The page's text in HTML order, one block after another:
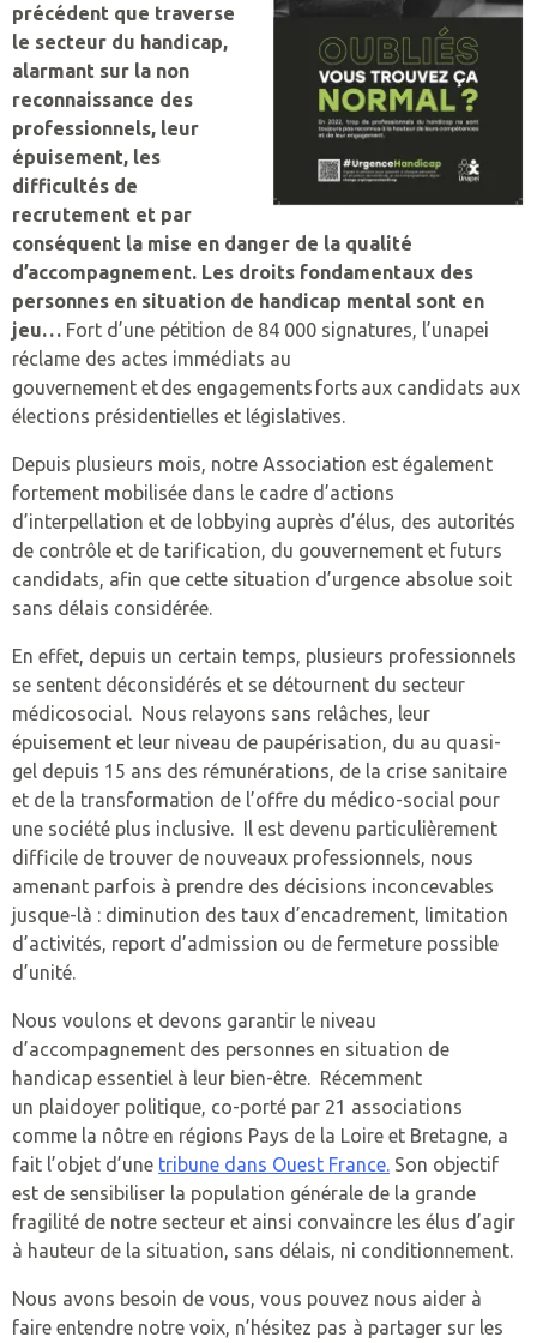
NOS PARTENAIRES
LEXIQUE
LEXIQUE UNAPEI
LEXIQUE UNAPEI
LEXIQUE UNAPEI
SCOLARISER
TRAVAILLER
LA RETRAITE
HABITER
NOUS AUSSI – DÉLÉGATION
ADMISSION
ÉTABLISSEMENTS
UEM – ECOLE
CAFS CENTRE
SATED CHÂTEAU
SEES – IME JB MESSAGER
SIPFP – IME JB MESSAGER
SIPFP – IME LA
SESSAD LAVAL
SESSAD – CHATEAU
PROFESSIONNELS
MISSION
ÉTABLISSEMENTS
C2A
C2A
PROFESSIONNELS
L’HÉBERGEMENT ET ACCOMPAGNEMENT
ÉTABLISSEMENTS
LOGAC BECK
F.A.M. L’ETAPE
RESIDENCE DU 8 MAI
RÉSIDENCE LA MAZURE
SAVS
PROFESSIONNELS
LE TRAVAIL ADAPTÉ
RECRUTEMENT
ENTREPRISES ADAPTÉES
PROFESSIONNELS
LE TRAVAIL PROTÉGÉ
MISSION
ADMISSION
ÉTABLISSEMENTS
ESAT « LES ESPACES »
ESAT « LE GÉNETEIL »
PROFESSIONNELS
INDEX EGALITÉ PROFESSIONNELLE
ESPACE ENTREPRISES
PRESTATIONS
PRÉSENTATION DES PRESTATIONS
MENUISERIE
SOUS-TRAITANCE INDUSTRIELLE
NETTOYAGE INDUSTRIEL
INTERVENTION EN ENTREPRISE
RESTAURATION
TRAITEUR
TOUCHES GOURMANDES
AIDE À L’INSERTION EN ENTREPRISE
POLITIQUE FISCALE
TAXE D’APPRENTISSAGE
CONTACTEZ-NOUS
NOS COORDONNÉES
PLAINTE ET RÉCLAMATION
COMITÉ ETHIQUE
ADULTES
FAMILLES
ENFANTS
FAIRE UN DON
ADHÉSION
précédent que traverse
le secteur du handicap,
alarmant sur la non
reconnaissance des
professionnels, leur
épuisement, les
difficultés de
recrutement et par
conséquent la mise en danger de la qualité
d’accompagnement. Les droits fondamentaux des
personnes en situation de handicap mental sont en
jeu… Fort d’une pétition de 84 000 signatures, l’unapei
réclame des actes immédiats au
gouvernement et des engagements forts aux candidats aux
élections présidentielles et législatives.
Depuis plusieurs mois, notre Association est également
fortement mobilisée dans le cadre d’actions
d’interpellation et de lobbying auprès d’élus, des autorités
de contrôle et de tarification, du gouvernement et futurs
candidats, afin que cette situation d’urgence absolue soit
sans délais considérée.
En effet, depuis un certain temps, plusieurs professionnels
se sentent déconsidérés et se détournent du secteur
médicosocial. Nous relayons sans relâches, leur
épuisement et leur niveau de paupérisation, du au quasi-
gel depuis 15 ans des rémunérations, de la crise sanitaire
et de la transformation de l’offre du médico-social pour
une société plus inclusive. Il est devenu particulièrement
difficile de trouver de nouveaux professionnels, nous
amenant parfois à prendre des décisions inconcevables
jusque-là : diminution des taux d’encadrement, limitation
d’activités, report d’admission ou de fermeture possible
d’unité.
Nous voulons et devons garantir le niveau
d’accompagnement des personnes en situation de
handicap essentiel à leur bien-être. Récemment
un plaidoyer politique, co-porté par 21 associations
comme la nôtre en régions Pays de la Loire et Bretagne, a
fait l’objet d’une tribune dans Ouest France. Son objectif
est de sensibiliser la population générale de la grande
fragilité de notre secteur et ainsi convaincre les élus d’agir
à hauteur de la situation, sans délais, ni conditionnement.
Nous avons besoin de vous, vous pouvez nous aider à
faire entendre notre voix, n’hésitez pas à partager sur les